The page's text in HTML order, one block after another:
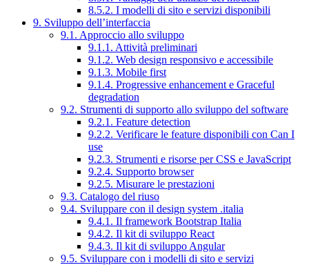
8.5.2. I modelli di sito e servizi disponibili
9. Sviluppo dell’interfaccia
9.1. Approccio allo sviluppo
9.1.1. Attività preliminari
9.1.2. Web design responsivo e accessibile
9.1.3. Mobile first
9.1.4. Progressive enhancement e Graceful
degradation
9.2. Strumenti di supporto allo sviluppo del software
9.2.1. Feature detection
9.2.2. Verificare le feature disponibili con Can I
use
9.2.3. Strumenti e risorse per CSS e JavaScript
9.2.4. Supporto browser
9.2.5. Misurare le prestazioni
9.3. Catalogo del riuso
9.4. Sviluppare con il design system .italia
9.4.1. Il framework Bootstrap Italia
9.4.2. Il kit di sviluppo React
9.4.3. Il kit di sviluppo Angular
9.5. Sviluppare con i modelli di sito e servizi